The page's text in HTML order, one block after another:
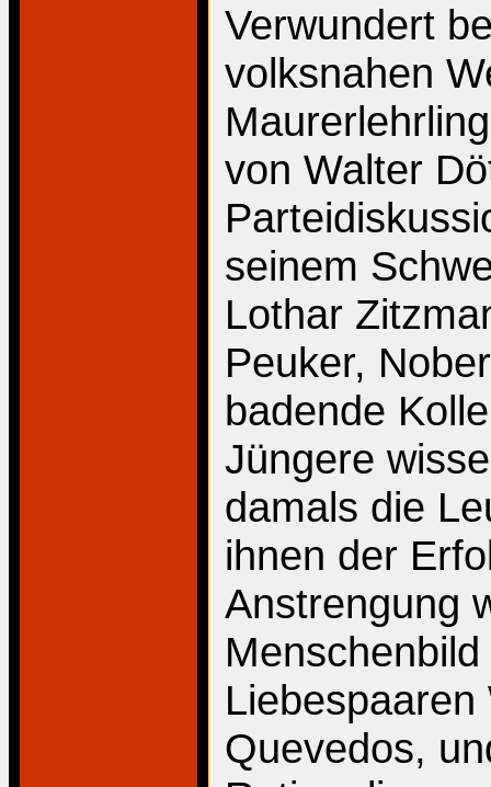
Verwundert
volksnahen
von Walter
seinem
Lothar
Peuker,
badende
Jüngere
damals die
ihnen der
Anstrengung
Quevedos,